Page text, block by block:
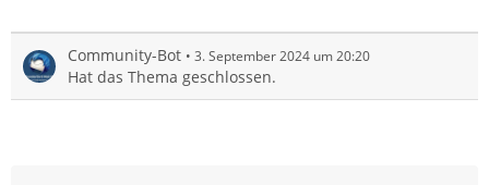
Community-Bot 3. September 2024 um 20:20
Hat das Thema geschlossen.